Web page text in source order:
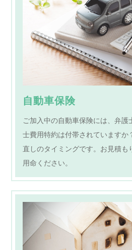
自動車保険
ご加入中の自動車保険には、弁護
士費用特約は付帯されていますか
直しのタイミングです。お見積も
用命ください。